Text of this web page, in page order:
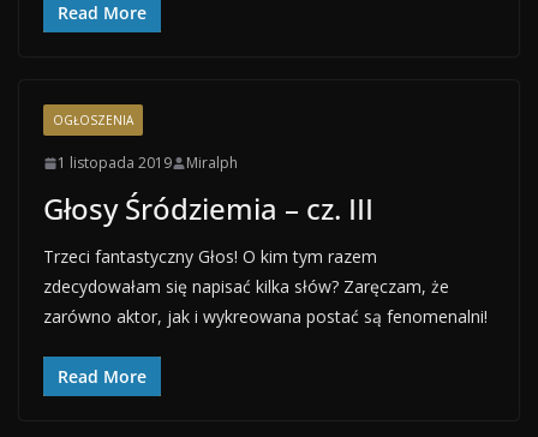
Read More
OGŁOSZENIA
1 listopada 2019 Miralph
Głosy Śródziemia – cz. III
Trzeci fantastyczny Głos! O kim tym razem
zdecydowałam się napisać kilka słów? Zaręczam, że
zarówno aktor, jak i wykreowana postać są fenomenalni!
Read More